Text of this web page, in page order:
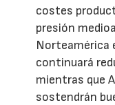
costes
presión
Norteamérica
continuará
mientras que
sostendrán